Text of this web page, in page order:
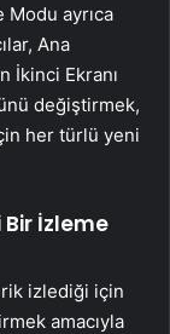
Modu ayrıca
Ana
İkinci Ekranı
değiştirmek,
her türlü yeni
İzleme
izlediği için
amacıyla